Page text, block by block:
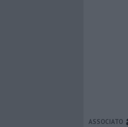
ASSOCIATO